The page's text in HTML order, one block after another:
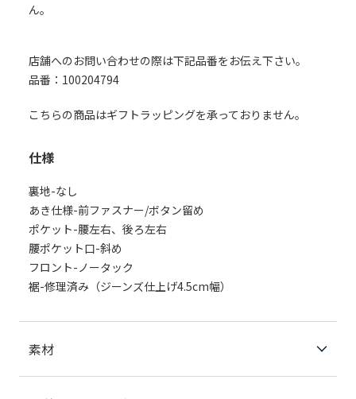
ん。
店舗へのお問い合わせの際は下記品番をお伝え下さい。
品番：100204794
こちらの商品はギフトラッピングを承っておりません。
仕様
裏地-なし
あき仕様-前ファスナー/ボタン留め
ポケット-腰左右、後ろ左右
腰ポケット口-斜め
フロント-ノータック
裾-修理済み（ジーンズ仕上げ4.5cm幅）
素材